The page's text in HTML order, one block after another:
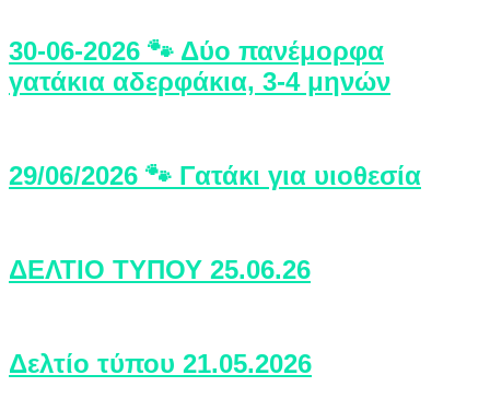
30-06-2026 🐾 Δύο πανέμορφα
γατάκια αδερφάκια, 3-4 μηνών
29/06/2026 🐾 Γατάκι για υιοθεσία
ΔΕΛΤΙΟ ΤΥΠΟΥ 25.06.26
Δελτίο τύπου 21.05.2026